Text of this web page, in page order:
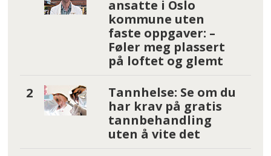
ansatte i Oslo
kommune uten
faste oppgaver: –
Føler meg plassert
på loftet og glemt
Tannhelse: Se om du
har krav på gratis
tannbehandling
uten å vite det